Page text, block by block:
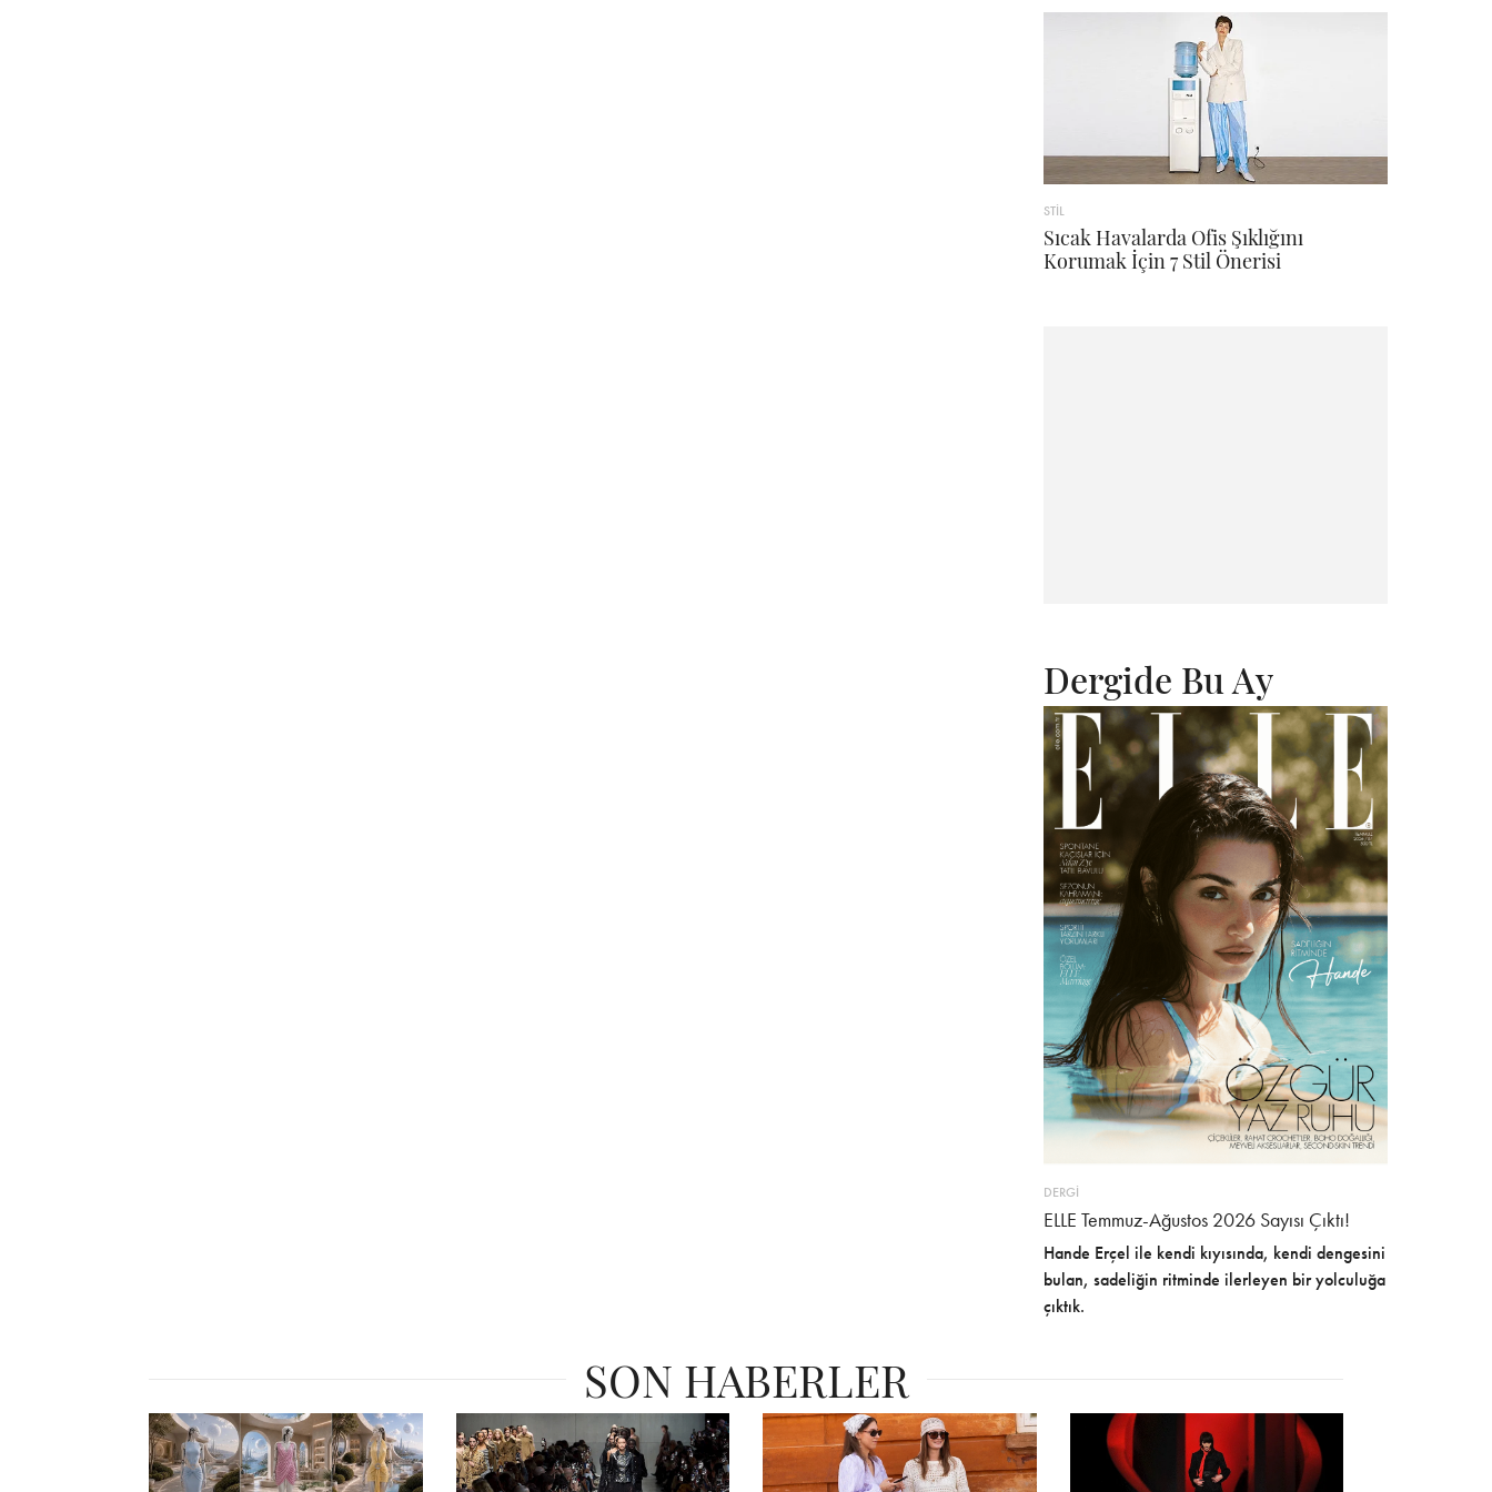
STİL
Sıcak Havalarda Ofis Şıklığını
Korumak İçin 7 Stil Önerisi
Dergide Bu Ay
DERGİ
ELLE Temmuz-Ağustos 2026 Sayısı Çıktı!
Hande Erçel ile kendi kıyısında, kendi dengesini
bulan, sadeliğin ritminde ilerleyen bir yolculuğa
çıktık.
SON HABERLER